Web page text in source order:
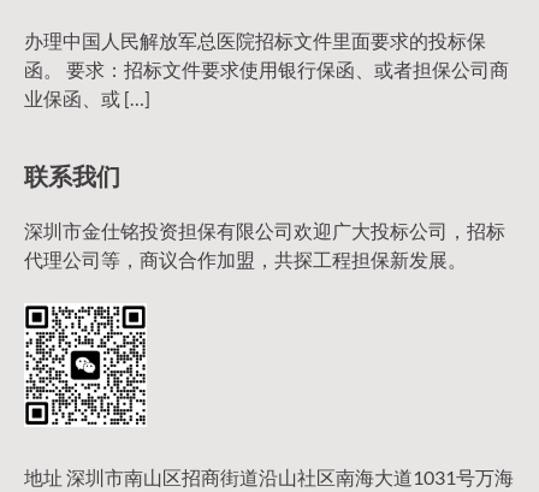
办理中国人民解放军总医院招标文件里面要求的投标保
函。 要求：招标文件要求使用银行保函、或者担保公司商
业保函、或 […]
联系我们
深圳市金仕铭投资担保有限公司欢迎广大投标公司，招标
代理公司等，商议合作加盟，共探工程担保新发展。
地址 深圳市南山区招商街道沿山社区南海大道1031号万海